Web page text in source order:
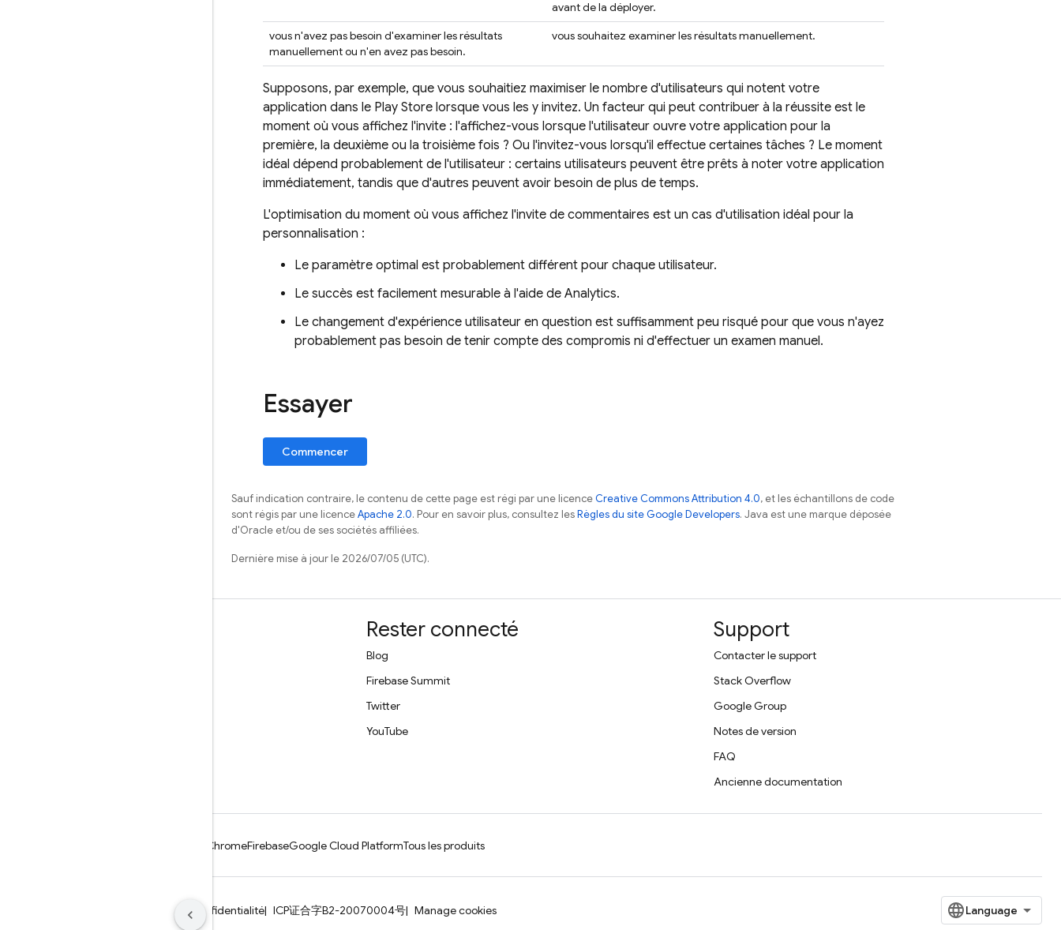
avant de la déployer.
vous n'avez pas besoin d'examiner les résultats
manuellement ou n'en avez pas besoin.
vous souhaitez examiner les résultats manuellement.
Supposons, par exemple, que vous souhaitiez maximiser le nombre d'utilisateurs qui notent votre
application dans le Play Store lorsque vous les y invitez. Un facteur qui peut contribuer à la réussite est le
moment où vous affichez l'invite : l'affichez-vous lorsque l'utilisateur ouvre votre application pour la
première, la deuxième ou la troisième fois ? Ou l'invitez-vous lorsqu'il effectue certaines tâches ? Le moment
idéal dépend probablement de l'utilisateur : certains utilisateurs peuvent être prêts à noter votre application
immédiatement, tandis que d'autres peuvent avoir besoin de plus de temps.
L'optimisation du moment où vous affichez l'invite de commentaires est un cas d'utilisation idéal pour la
personnalisation :
Le paramètre optimal est probablement différent pour chaque utilisateur.
Le succès est facilement mesurable à l'aide de Analytics.
Le changement d'expérience utilisateur en question est suffisamment peu risqué pour que vous n'ayez
probablement pas besoin de tenir compte des compromis ni d'effectuer un examen manuel.
Essayer
Commencer
Sauf indication contraire, le contenu de cette page est régi par une licenceCreative Commons Attribution 4.0, et les échantillons de code
sont régis par une licenceApache 2.0. Pour en savoir plus, consultez lesRègles du site Google Developers. Java est une marque déposée
d'Oracle et/ou de ses sociétés affiliées.
Dernière mise à jour le 2026/07/05 (UTC).
Rester connecté
Blog
Firebase Summit
Twitter
YouTube
Support
Contacter le support
Stack Overflow
Google Group
Notes de version
FAQ
Ancienne documentation
ChromeFirebaseGoogle Cloud PlatformTous les produits
Règles de confidentialité ICP证合字B2-20070004号 Manage cookies